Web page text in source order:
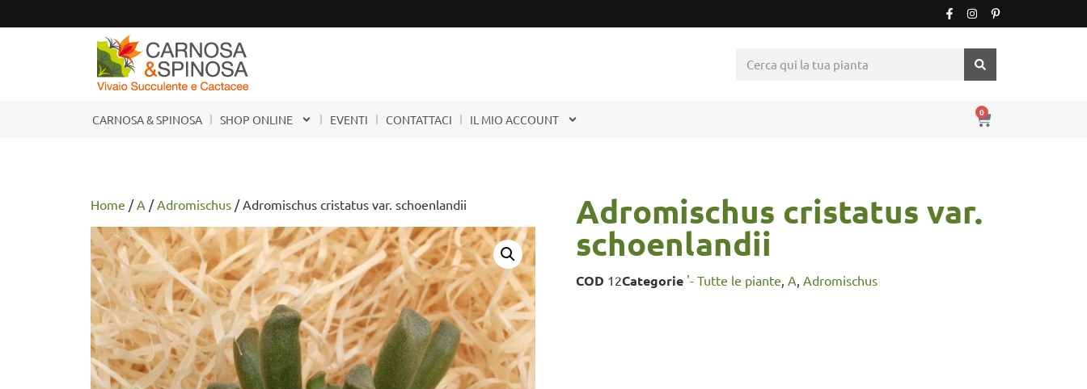
CARNOSA & SPINOSA SHOP ONLINE EVENTI CONTATTACI IL MIO ACCOUNT
0
Home /A /Adromischus / Adromischus cristatus var. schoenlandii Adromischus cristatus var.
schoenlandii
COD 12Categorie '- Tutte le piante, A, Adromischus